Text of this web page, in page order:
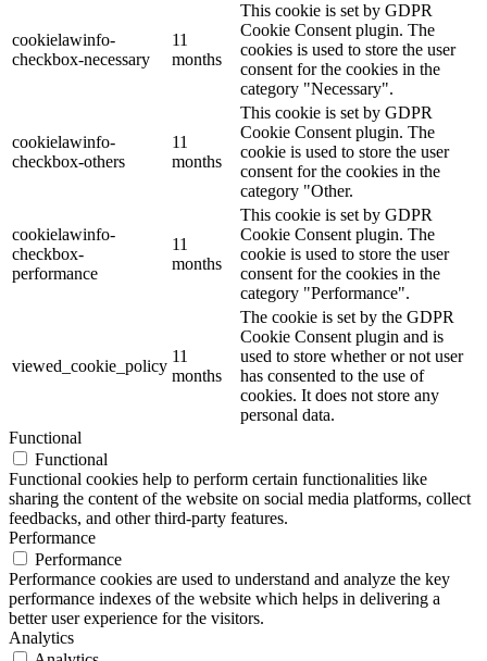
cookielawinfo-
checkbox-necessary
11
months
This cookie is set by GDPR
Cookie Consent plugin. The
cookies is used to store the user
consent for the cookies in the
category "Necessary".
cookielawinfo-
checkbox-others
11
months
This cookie is set by GDPR
Cookie Consent plugin. The
cookie is used to store the user
consent for the cookies in the
category "Other.
cookielawinfo-
checkbox-
performance
11
months
This cookie is set by GDPR
Cookie Consent plugin. The
cookie is used to store the user
consent for the cookies in the
category "Performance".
viewed_cookie_policy
11
months
The cookie is set by the GDPR
Cookie Consent plugin and is
used to store whether or not user
has consented to the use of
cookies. It does not store any
personal data.
Functional
Functional
Functional cookies help to perform certain functionalities like
sharing the content of the website on social media platforms, collect
feedbacks, and other third-party features.
Performance
Performance
Performance cookies are used to understand and analyze the key
performance indexes of the website which helps in delivering a
better user experience for the visitors.
Analytics